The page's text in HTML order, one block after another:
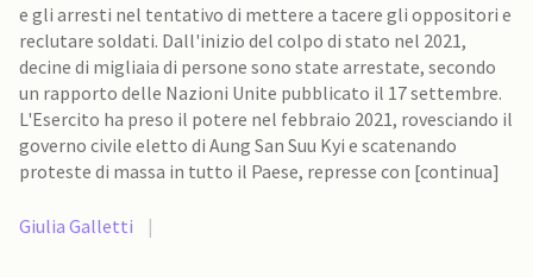
e gli arresti nel tentativo di mettere a tacere gli oppositori e
reclutare soldati. Dall'inizio del colpo di stato nel 2021,
decine di migliaia di persone sono state arrestate, secondo
un rapporto delle Nazioni Unite pubblicato il 17 settembre.
L'Esercito ha preso il potere nel febbraio 2021, rovesciando il
governo civile eletto di Aung San Suu Kyi e scatenando
proteste di massa in tutto il Paese, represse con [continua]
Giulia Galletti |